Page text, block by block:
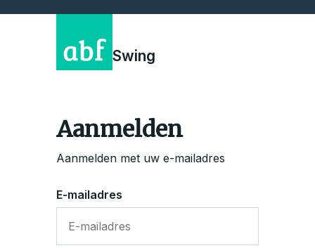
Swing
Aanmelden
Aanmelden met uw e-mailadres
E-mailadres